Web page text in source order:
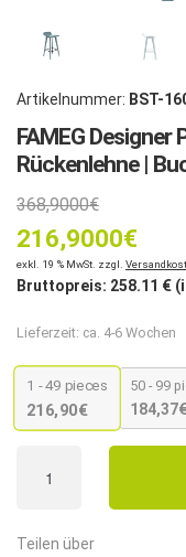
Artikelnummer: BST-
FAMEG Designer
Rückenlehne |
368,9000€
216,9000€
exkl. 19 % MwSt. zzgl.
Bruttopreis: 258.11 €
Lieferzeit: ca. 4-6 Wochen
1 - 49 pieces
216,90€
50 - 99
184,37
Designer
Barhocker
Teilen über